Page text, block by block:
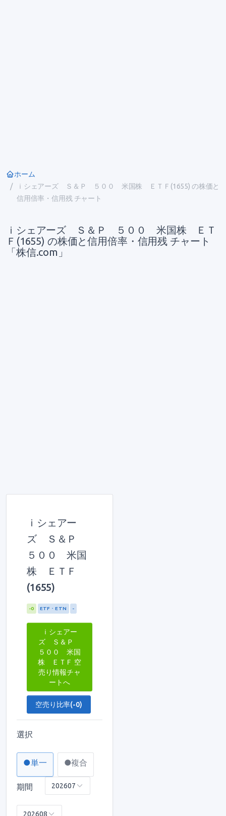
ホーム
ｉシェアーズ Ｓ＆Ｐ ５００ 米国株 ＥＴＦ(1655) の株価と
信用倍率・信用残 チャート
ｉシェアーズ Ｓ＆Ｐ ５００ 米国株 ＥＴ
Ｆ(1655) の株価と信用倍率・信用残 チャート
「株信.com」
ｉシェアー
ズ Ｓ＆Ｐ
５００ 米国
株 ＥＴＦ
(1655)
-0 ETF・ETN -
ｉシェアー
ズ Ｓ＆Ｐ
５００ 米国
株 ＥＴＦ 空
売り情報チャ
ートへ
空売り比率(-0)
選択
●単一 ●複合
期間